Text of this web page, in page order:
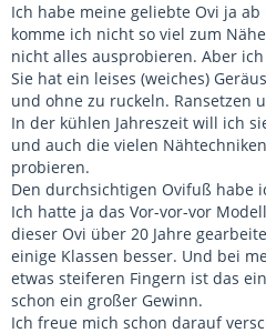
Ich habe meine geliebte Ovi ja
komme ich nicht so viel zum
nicht alles ausprobieren. Aber
Sie hat ein leises (weiches)
und ohne zu ruckeln. Ransetzen
In der kühlen Jahreszeit will ich
und auch die vielen
probieren.
Den durchsichtigen Ovifuß habe
Ich hatte ja das Vor-vor-vor
dieser Ovi über 20 Jahre
einige Klassen besser. Und bei
etwas steiferen Fingern ist das
schon ein großer Gewinn.
Ich freue mich schon darauf